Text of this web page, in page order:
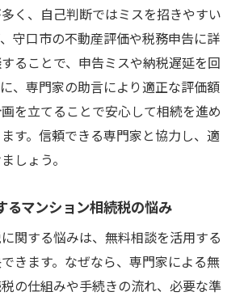
く、自己判断ではミスを招きやすい
守口市の不動産評価や税務申告に詳
ることで、申告ミスや納税遅延を回
、専門家の助言により適正な評価額
を立てることで安心して相続を進め
す。信頼できる専門家と協力し、適
しょう。
るマンション相続税の悩み
関する悩みは、無料相談を活用する
きます。なぜなら、専門家による無
の仕組みや手続きの流れ、必要な準